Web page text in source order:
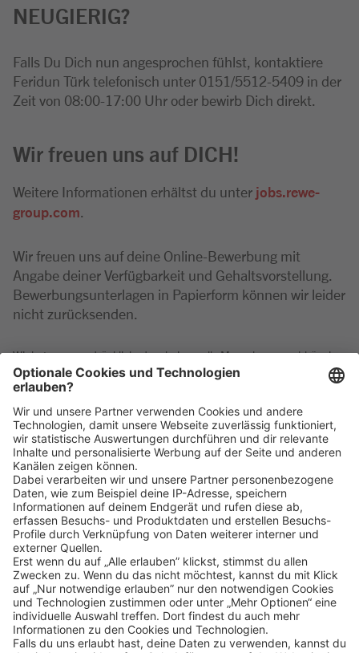
NEUGIERIG?
Falls Du Dich nun angesprochen fühlst, kontaktiere
Feridun Türk telefonisch unter 0151/5512-5409 in der
Zeit von 08:00-17:00 Uhr oder bewirb Dich direkt.
Wir freuen uns auf DICH!
Weitere Informationen erhältst du unter jobs.rewe-
group.com
Wir freuen uns auf deine Online-Bewerbung mit
Angabe deiner Verfügbarkeit und Gehaltsvorstellung.
Bewerbungsunterlagen in Papierform können wir leider
nicht zurücksenden.
Wir betonen ausdrücklich, dass bei uns alle Menschen - unabhängig
von Geschlecht/geschlechtlicher Identität, ethnischer Herkunft und
Nationalität, sozialer Herkunft, Religion/Weltanschauung, körperlicher
weiterer individueller Merkmale - gleichermaßen willkommen sind.
Klickehier, um alle offenen Jobs zu sehen.
Impressum Datenschutz
Privatsphäre-Einstellungen
FAQ
Veranstaltungen